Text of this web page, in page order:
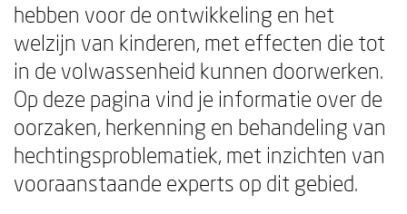
hebben voor de ontwikkeling en het
welzijn van kinderen, met effecten die tot
in de volwassenheid kunnen doorwerken.
Op deze pagina vind je informatie over de
oorzaken, herkenning en behandeling van
hechtingsproblematiek, met inzichten van
vooraanstaande experts op dit gebied.